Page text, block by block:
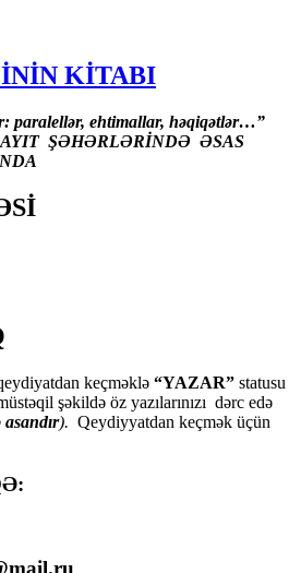
KİTABI
paralellər, ehtimallar, həqiqətlər…”
ŞƏHƏRLƏRİNDƏ ƏSAS
keçməklə “YAZAR” statusu
şəkildə öz yazılarınızı dərc edə
). Qeydiyyatdan keçmək üçün